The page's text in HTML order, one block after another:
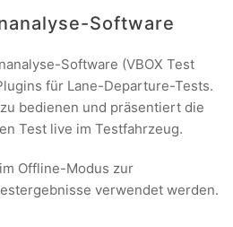
Software
Software (VBOX Test
für Lane-Departure-Tests.
bedienen und präsentiert die
Test live im Testfahrzeug.
Offline-Modus zur
verwendet werden.